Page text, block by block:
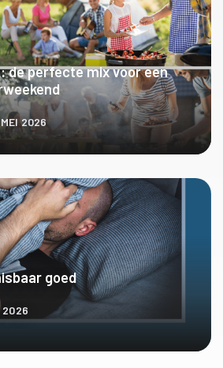
de perfecte mix voor een
2026
ONTDEK MEER
goed
2026